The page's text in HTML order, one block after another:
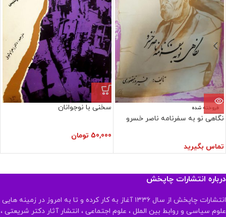
فروخته شده
نگاهی نو به سفرنامه ناصر خسرو
تماس بگیرید
سخنی با نوجوانان
50,000 تومان
درباره انتشارات چاپخش
انتشارات چاپخش از سال ۱۳۳۶ آغاز به کار کرده و تا به امروز در زمینه هایی
علوم سیاسی و روابط بین الملل ، علوم اجتماعی ، انتشار آثار دکتر شریعتی ،